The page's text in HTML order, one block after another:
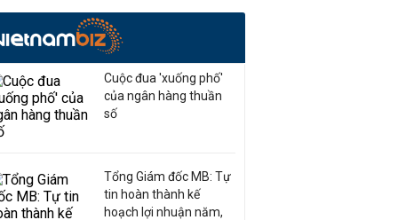
Cuộc đua 'xuống phố'
của ngân hàng thuần
số
Tổng Giám đốc MB: Tự
tin hoàn thành kế
hoạch lợi nhuận năm,